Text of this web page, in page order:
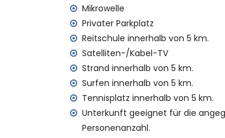
Einrichtungen und
Internet (Glasfaser)
Staubsauger sowie Bügelbrett
Bettwäsche und Handtücher
Empfangs- und 24-Stunden-
Tischtennis
Zentralheizung und Klimaanlage
Einrichtungen und
Zusatzbett und Kinderbetten/
Mikrowelle
Privater Parkplatz
Reitschule innerhalb von 5 km.
Satelliten-/Kabel-TV
Strand innerhalb von 5 km.
Surfen innerhalb von 5 km.
Tennisplatz innerhalb von 5 km.
Unterkunft geeignet für die
Personenanzahl.